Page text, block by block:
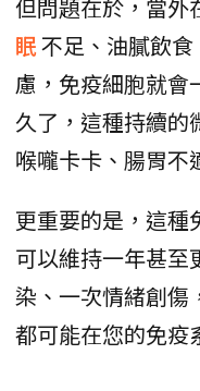
但問題在於，當外
眠不足、油膩飲
慮，免疫細胞就會
久了，這種持續的
喉嚨卡卡、腸胃不
更重要的是，這種
可以維持一年甚至
染、一次情緒創傷
都可能在您的免疫